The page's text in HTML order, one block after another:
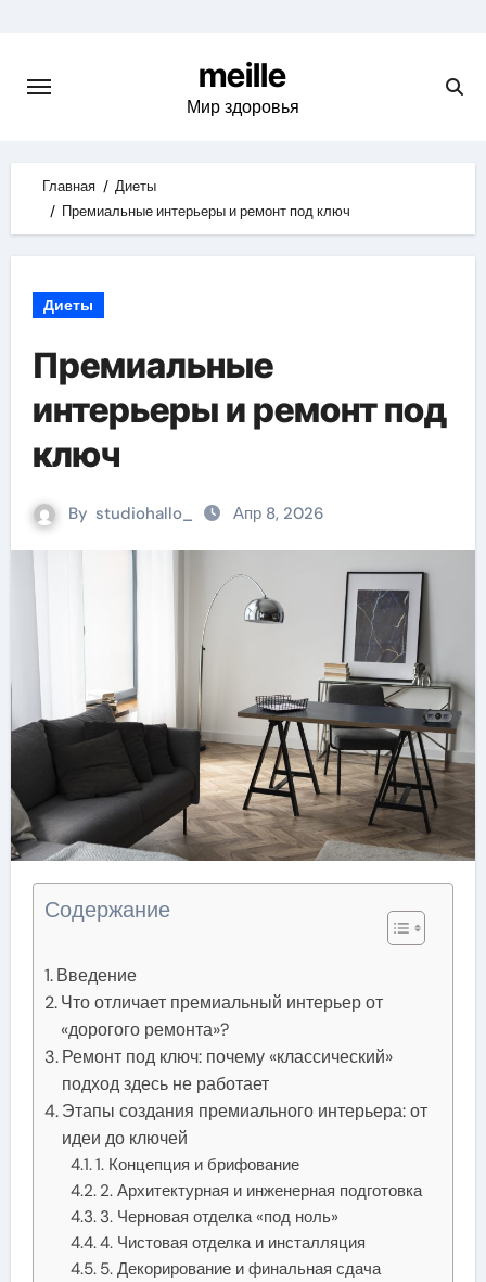
content
meille
Мир здоровья
Главная
Диеты
Премиальные интерьеры и ремонт под ключ
Диеты
Премиальные
интерьеры и ремонт под
ключ
By studiohallo_ Апр 8, 2026
Содержание
Введение
Что отличает премиальный интерьер от
«дорогого ремонта»?
Ремонт под ключ: почему «классический»
подход здесь не работает
Этапы создания премиального интерьера: от
идеи до ключей
1. Концепция и брифование
2. Архитектурная и инженерная подготовка
3. Черновая отделка «под ноль»
4. Чистовая отделка и инсталляция
5. Декорирование и финальная сдача